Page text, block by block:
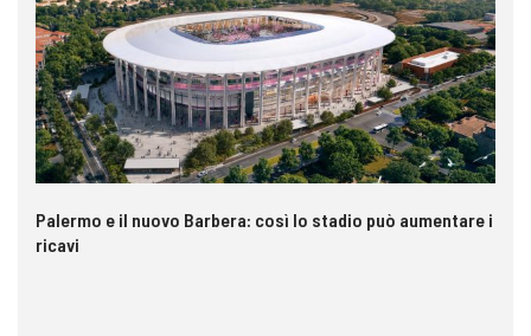
Palermo e il nuovo Barbera: così lo stadio può aumentare i
ricavi